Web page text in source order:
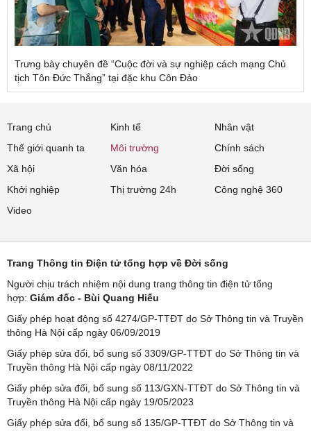
Trưng bày chuyên đề “Cuộc đời và sự nghiệp cách mạng Chủ
tịch Tôn Đức Thắng” tại đặc khu Côn Đảo
Trang chủ Kinh tế
Nhân vật
Thế giới quanh ta
Môi trường
Chính sách
Xã hội
Văn hóa
Đời sống
Khởi nghiệp
Thị trường 24h
Công nghệ 360
Video
Trang Thông tin Điện tử tổng hợp về Đời sống
Người chịu trách nhiệm nội dung trang thông tin điện tử tổng
hợp: Giám đốc - Bùi Quang Hiếu
Giấy phép hoạt động số 4274/GP-TTĐT do Sở Thông tin và Truyền
thông Hà Nội cấp ngày 06/09/2019
Giấy phép sửa đổi, bổ sung số 3309/GP-TTĐT do Sở Thông tin và
Truyền thông Hà Nội cấp ngày 08/11/2022
Giấy phép sửa đổi, bổ sung số 113/GXN-TTĐT do Sở Thông tin và
Truyền thông Hà Nội cấp ngày 19/05/2023
Giấy phép sửa đổi, bổ sung số 135/GP-TTĐT do Sở Thông tin và